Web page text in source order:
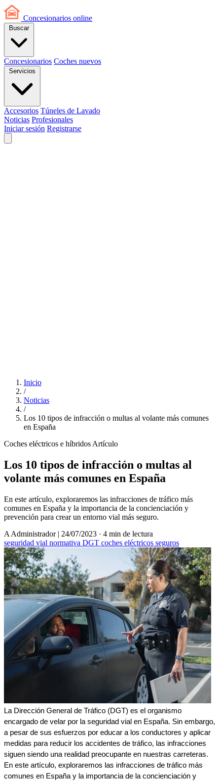
Concesionarios online
Buscar
Concesionarios Coches nuevos
Servicios
Accesorios Túneles de Lavado
Noticias Profesionales
Iniciar sesión Registrarse
Inicio
/
Noticias
/
Los 10 tipos de infracción o multas al volante más comunes
en España
Coches eléctricos e híbridos Artículo
Los 10 tipos de infracción o multas al
volante más comunes en España
En este artículo, exploraremos las infracciones de tráfico más
comunes en España y la importancia de la concienciación y
prevención para crear un entorno vial más seguro.
A Administrador | 24/07/2023 · 4 min de lectura
seguridad vial normativa DGT coches eléctricos seguros
La Dirección General de Tráfico (DGT) es el organismo
encargado de velar por la seguridad vial en España. Sin embargo,
a pesar de sus esfuerzos por educar a los conductores y aplicar
medidas para reducir los accidentes de tráfico, las infracciones
siguen siendo una realidad preocupante en nuestras carreteras.
En este artículo, exploraremos las infracciones de tráfico más
comunes en España y la importancia de la concienciación y